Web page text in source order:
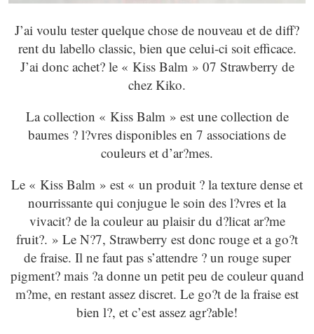
J’ai voulu tester quelque chose de nouveau et de diff?
rent du labello classic, bien que celui-ci soit efficace.
J’ai donc achet? le « Kiss Balm » 07 Strawberry de
chez Kiko.
La collection « Kiss Balm » est une collection de
baumes ? l?vres disponibles en 7 associations de
couleurs et d’ar?mes.
Le « Kiss Balm » est « un produit ? la texture dense et
nourrissante qui conjugue le soin des l?vres et la
vivacit? de la couleur au plaisir du d?licat ar?me
fruit?. » Le N?7, Strawberry est donc rouge et a go?t
de fraise. Il ne faut pas s’attendre ? un rouge super
pigment? mais ?a donne un petit peu de couleur quand
m?me, en restant assez discret. Le go?t de la fraise est
bien l?, et c’est assez agr?able!